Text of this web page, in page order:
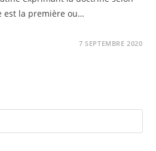
est la première ou…
7 SEPTEMBRE 2020